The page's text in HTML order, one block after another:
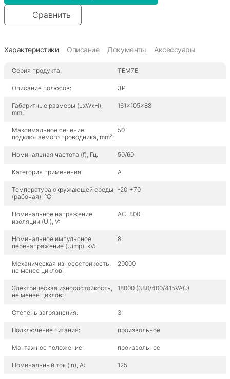
Сравнить
Характеристики Описание Документы Аксессуары
Серия продукта: TEM7E
Описание полюсов: 3P
Габаритные размеры (LxWxH),
mm:
161x105x88
Максимальное сечение
подключаемого проводника, mm²:
50
Номинальная частота (f), Гц: 50/60
Категория применения: A
Температура окружающей среды
(рабочая), °С:
-20_+70
Номинальное напряжение
изоляции (Ui), V:
AC: 800
Номинальное импульсное
перенапряжение (Uimp), kV:
8
Механическая износостойкость,
не менее циклов:
20000
Электрическая износостойкость,
не менее циклов:
18000 (380/400/415VAC)
Степень загрязнения: 3
Подключение питания: произвольное
Монтажное положение: произвольное
Номинальный ток (In), A: 125